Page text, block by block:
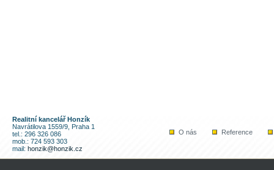
Realitní kancelář Honzík
Navrátilova 1559/9, Praha 1
tel.: 296 326 086
mob.: 724 593 303
mail: honzik@honzik.cz
O nás Reference